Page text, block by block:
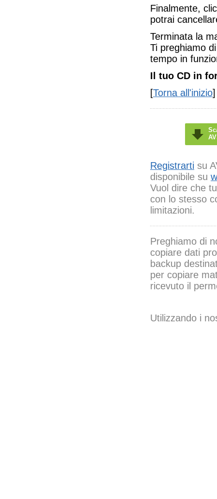
Finalmente,
potrai
Terminata la
Ti preghiamo
tempo in
Il tuo CD in
[Torna all'inizio]
Registrarti su
disponibile su
Vuol dire che
con lo stesso
limitazioni.
Preghiamo di
copiare dati
backup
per copiare
ricevuto il
Utilizzando i